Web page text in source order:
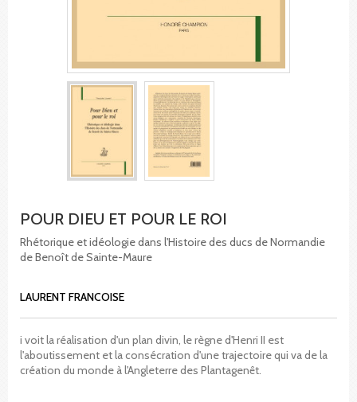
POUR DIEU ET POUR LE ROI
Rhétorique et idéologie dans l'Histoire des ducs de Normandie
de Benoît de Sainte-Maure
LAURENT FRANCOISE
i voit la réalisation d'un plan divin, le règne d'Henri II est
l'aboutissement et la consécration d'une trajectoire qui va de la
création du monde à l'Angleterre des Plantagenêt.